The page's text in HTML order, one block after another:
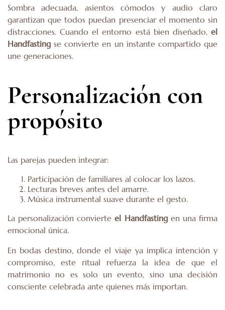
Sombra adecuada, asientos cómodos y audio claro
garantizan que todos puedan presenciar el momento sin
distracciones. Cuando el entorno está bien diseñado, el
Handfasting se convierte en un instante compartido que
une generaciones.
Personalización con
propósito
Las parejas pueden integrar:
Participación de familiares al colocar los lazos.
Lecturas breves antes del amarre.
Música instrumental suave durante el gesto.
La personalización convierteel Handfastingen una firma
emocional única.
En bodas destino, donde el viaje ya implica intención y
compromiso, este ritual refuerza la idea de que el
matrimonio no es solo un evento, sino una decisión
consciente celebrada ante quienes más importan.